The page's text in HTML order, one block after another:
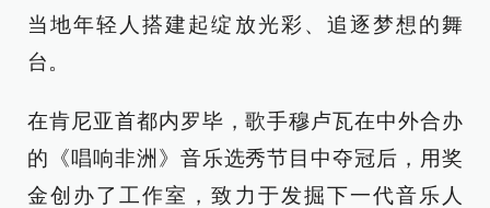
当地年轻人搭建起绽放光彩、追逐梦想的舞
台。
在肯尼亚首都内罗毕，歌手穆卢瓦在中外合办
的《唱响非洲》音乐选秀节目中夺冠后，用奖
金创办了工作室，致力于发掘下一代音乐人